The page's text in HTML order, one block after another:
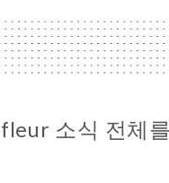
소식 전체